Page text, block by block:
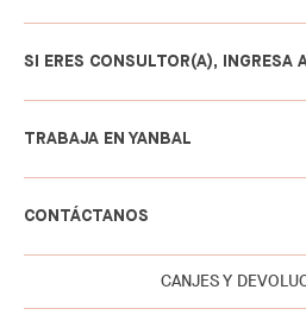
SI ERES CONSULTOR(A), INGRESA
TRABAJA EN YANBAL
CONTÁCTANOS
CANJES Y